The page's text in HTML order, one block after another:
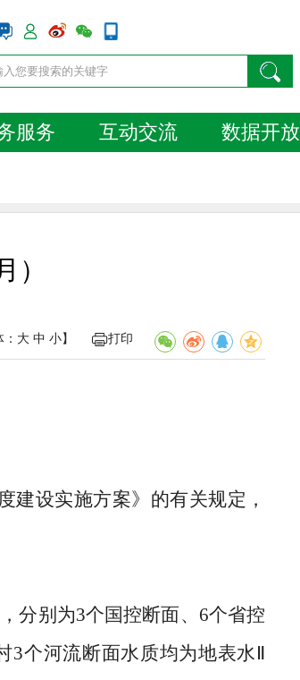
服务 互动交流 数据开放
： 大 中 小】 打印
建设实施方案》的有关规定，
分别为3个国控断面、 6个省控
3个河流断面水质均为地表水Ⅱ